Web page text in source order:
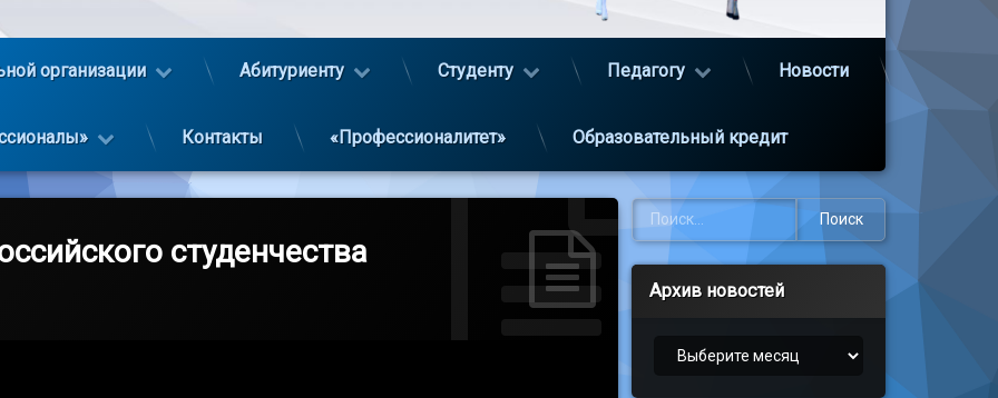
организации Абитуриенту Студенту Педагогу Новости
Контакты «Профессионалитет» Образовательный кредит
студенчества
Найти:
Архив новостей
Архив новостей